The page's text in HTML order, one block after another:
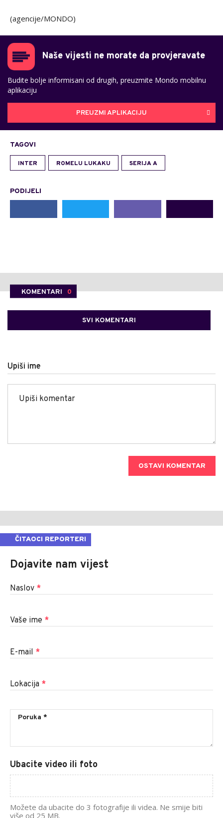
(agencije/MONDO)
Naše vijesti ne morate da provjeravate
Budite bolje informisani od drugih, preuzmite Mondo mobilnu
aplikaciju
PREUZMI APLIKACIJU
TAGOVI
INTER ROMELU LUKAKU SERIJA A
PODIJELI
KOMENTARI 0
SVI KOMENTARI
Upiši ime
OSTAVI KOMENTAR
ČITAOCI REPORTERI
Dojavite nam vijest
Naslov *
Vaše ime *
E-mail *
Lokacija *
Ubacite video ili foto
Možete da ubacite do 3 fotografije ili videa. Ne smije biti
više od 25 MB.